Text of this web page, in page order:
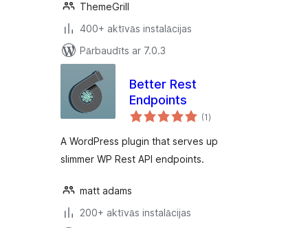
ThemeGrill
400+ aktīvās instalācijas
Pārbaudīts ar 7.0.3
Better Rest
Endpoints
(1vērtējumu
kopsumma
)
A WordPress plugin that serves up
slimmer WP Rest API endpoints.
matt adams
200+ aktīvās instalācijas